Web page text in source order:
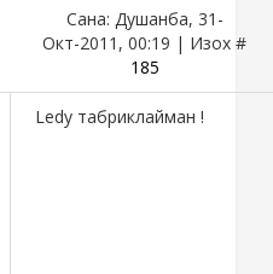
Сана: Душанба, 31-
Окт-2011, 00:19 | Изох #
185
Ledy табриклайман !